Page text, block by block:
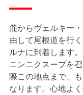
麓からヴェルキー
由して尾根道を行
ルナに到着します
ニンニクスープを
際この地点まで、
なります。心地よ